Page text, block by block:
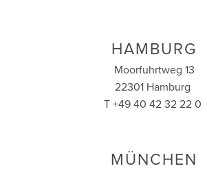
HAMBURG
Moorfuhrtweg 13
22301 Hamburg
T +49 40 42 32 22 0
MÜNCHEN